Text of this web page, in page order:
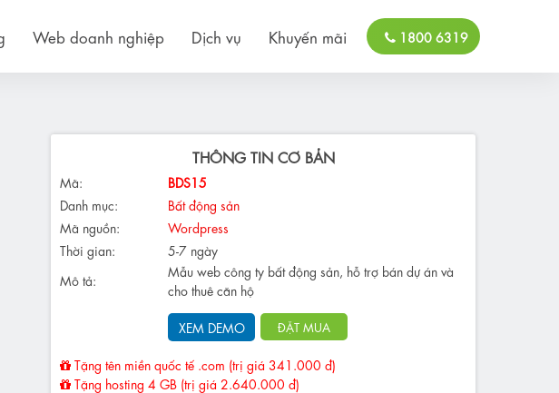
Web doanh nghiệp Dịch vụ Khuyến mãi 1800 6319
THÔNG TIN CƠ BẢN
Mã:
BDS15
Danh mục:
Bất động sản
Mã nguồn:
Wordpress
Thời gian:
5-7 ngày
Mô tả:
Mẫu web công ty bất động sản, hỗ trợ bán dự án và
cho thuê căn hộ
XEM DEMO ĐẶT MUA
Tặng tên miền quốc tế .com (trị giá 341.000 đ)
Tặng hosting 4 GB (trị giá 2.640.000 đ)